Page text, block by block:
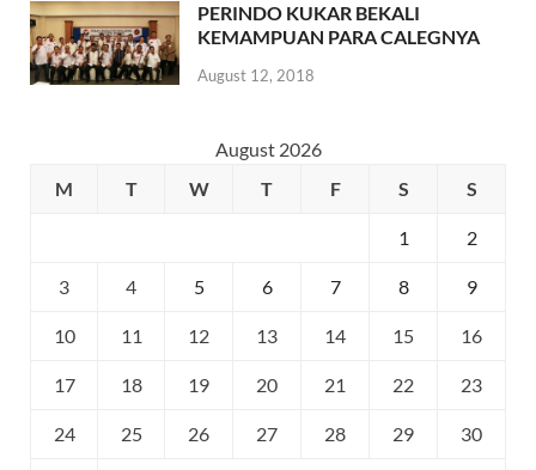
PERINDO KUKAR BEKALI
KEMAMPUAN PARA CALEGNYA
August 12, 2018
August 2026
M
T W T F S S
1 2
3 4 5 6 7 8 9
10 11 12 13 14 15 16
17 18 19 20 21 22 23
24 25 26 27 28 29 30